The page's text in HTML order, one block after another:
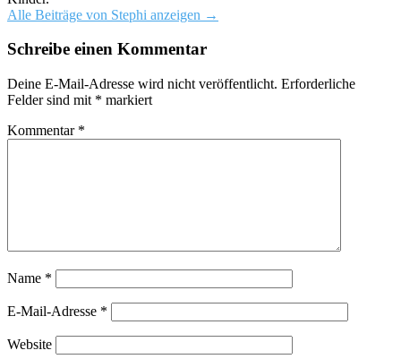
Alle Beiträge von Stephi anzeigen →
Schreibe einen Kommentar
Deine E-Mail-Adresse wird nicht veröffentlicht. Erforderliche
Felder sind mit * markiert
Kommentar *
Name *
E-Mail-Adresse *
Website